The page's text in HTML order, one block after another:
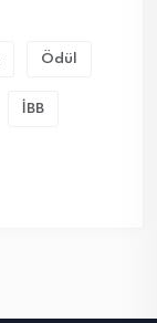
Ödül
İBB